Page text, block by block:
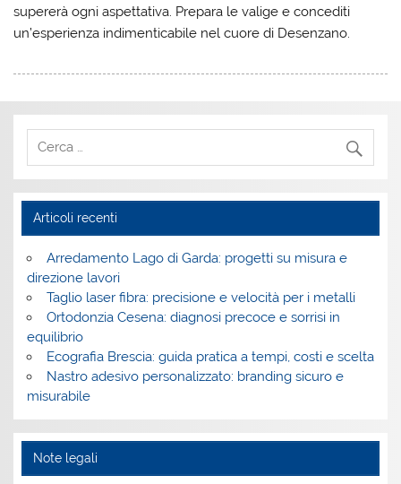
supererà ogni aspettativa. Prepara le valige e concediti
un’esperienza indimenticabile nel cuore di Desenzano.
Articoli recenti
Arredamento Lago di Garda: progetti su misura e
direzione lavori
Taglio laser fibra: precisione e velocità per i metalli
Ortodonzia Cesena: diagnosi precoce e sorrisi in
equilibrio
Ecografia Brescia: guida pratica a tempi, costi e scelta
Nastro adesivo personalizzato: branding sicuro e
misurabile
Note legali